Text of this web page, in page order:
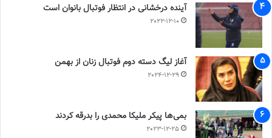
آینده درخشانی در انتظار فوتبال بانوان است
2022-12-10
آغاز لیگ دسته دوم فوتبال زنان از بهمن
2024-12-29
بمی‌ها پیکر ملیکا محمدی را بدرقه کردند
2023-12-25